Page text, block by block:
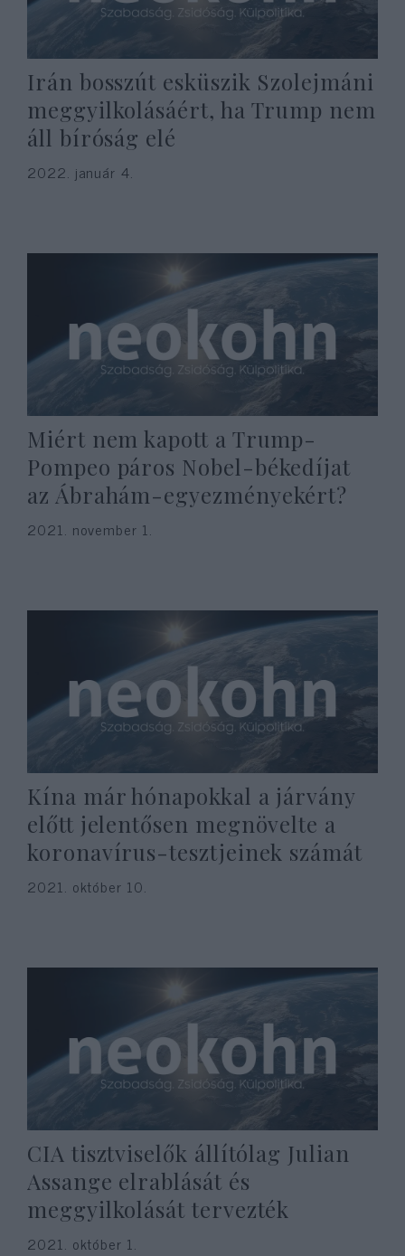
Irán bosszút esküszik Szolejmáni
meggyilkolásáért, ha Trump nem
áll bíróság elé
2022. január 4.
Miért nem kapott a Trump-
Pompeo páros Nobel-békedíjat
az Ábrahám-egyezményekért?
2021. november 1.
Kína már hónapokkal a járvány
előtt jelentősen megnövelte a
koronavírus-tesztjeinek számát
2021. október 10.
CIA tisztviselők állítólag Julian
Assange elrablását és
meggyilkolását tervezték
2021. október 1.